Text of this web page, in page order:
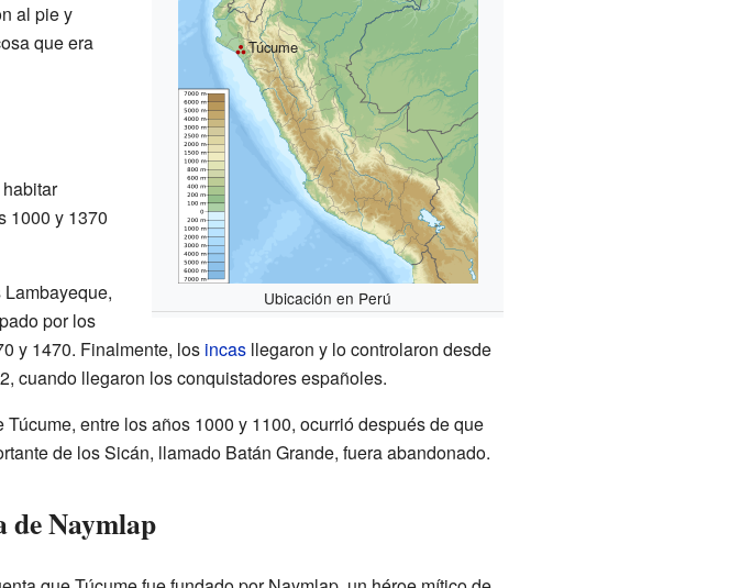
Túcume
Ubicación en Perú
al pie y
que era
1000 y 1370
por los
y 1470. Finalmente, los incasllegaron y lo controlaron desde
cuando llegaron los conquistadores españoles.
Túcume, entre los años 1000 y 1100, ocurrió después de que
de los Sicán, llamado Batán Grande, fuera abandonado.
de Naymlap